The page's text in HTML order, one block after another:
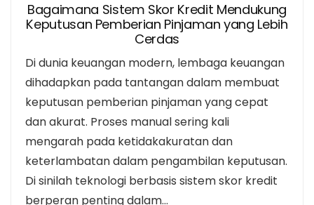
Bagaimana Sistem Skor Kredit Mendukung
Keputusan Pemberian Pinjaman yang Lebih
Cerdas
Di dunia keuangan modern, lembaga keuangan
dihadapkan pada tantangan dalam membuat
keputusan pemberian pinjaman yang cepat
dan akurat. Proses manual sering kali
mengarah pada ketidakakuratan dan
keterlambatan dalam pengambilan keputusan.
Di sinilah teknologi berbasis sistem skor kredit
berperan penting dalam…